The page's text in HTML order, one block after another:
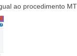
ao procedimento